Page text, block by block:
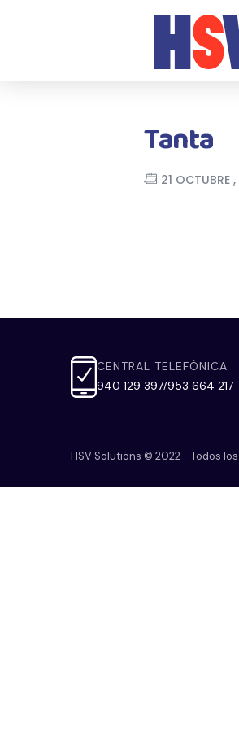
Tanta
21 OCTUBRE
CENTRAL TELEFÓNICA
940 129 397/953 664 217
HSV Solutions © 2022 - Todos